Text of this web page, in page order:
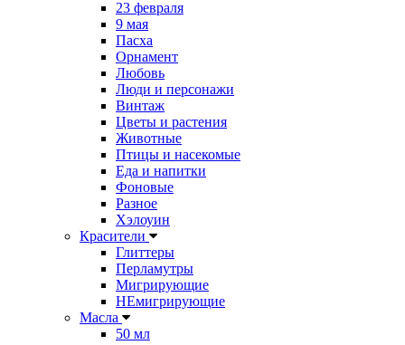
23 февраля
9 мая
Пасха
Орнамент
Любовь
Люди и персонажи
Винтаж
Цветы и растения
Животные
Птицы и насекомые
Еда и напитки
Фоновые
Разное
Хэлоуин
Красители
Глиттеры
Перламутры
Мигрирующие
НЕмигрирующие
Масла
50 мл